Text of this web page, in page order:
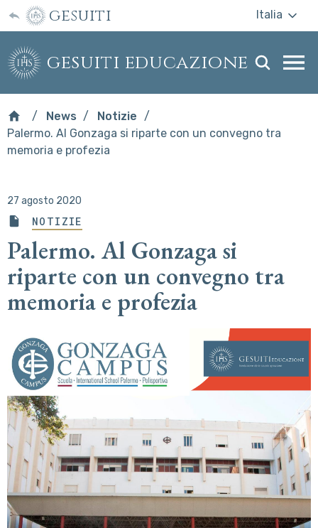
gesuiti Italia
gesuiti educazione
News
Notizie
Palermo. Al Gonzaga si riparte con un convegno tra
memoria e profezia
27 agosto 2020
NOTIZIE
Palermo. Al Gonzaga si
riparte con un convegno tra
memoria e profezia